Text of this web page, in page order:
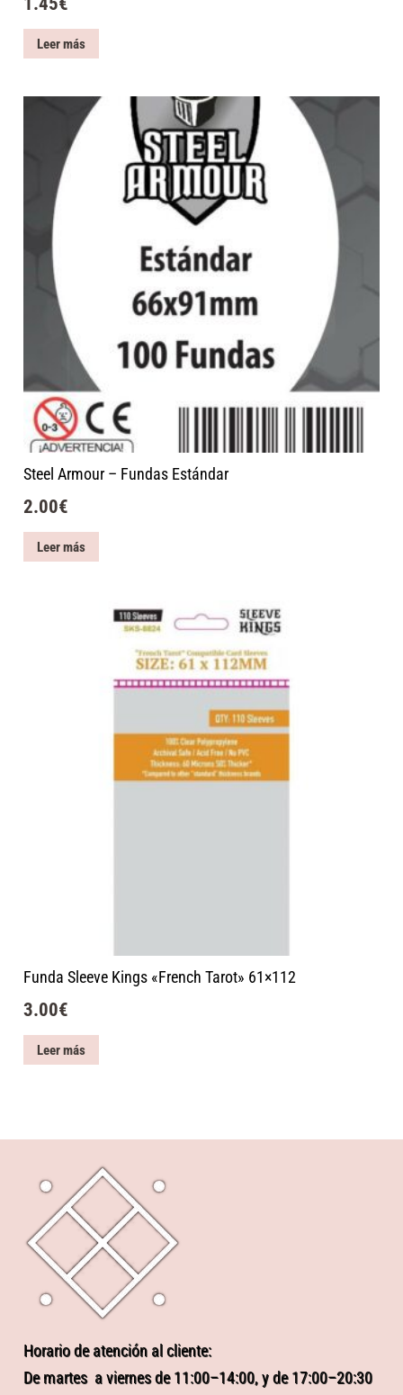
Leer más
Steel Armour – Fundas Estándar
2.00€
Leer más
Funda Sleeve Kings «French Tarot» 61×112
3.00€
Leer más
Horario de atención al cliente:
De martes a viernes de 11:00–14:00, y de 17:00–20:30